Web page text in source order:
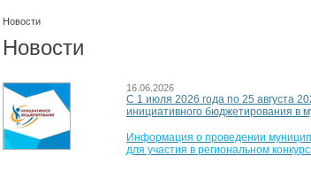
Новости
Новости
16.06.2026
С 1 июля 2026 года по 25 августа
инициативного бюджетирования в
Информация о проведении
для участия в региональном